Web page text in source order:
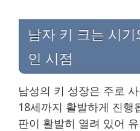
남자 키 크는 시
인 시점
남성의 키 성장은 주로
18세까지 활발하게 진행
판이 활발히 열려 있어